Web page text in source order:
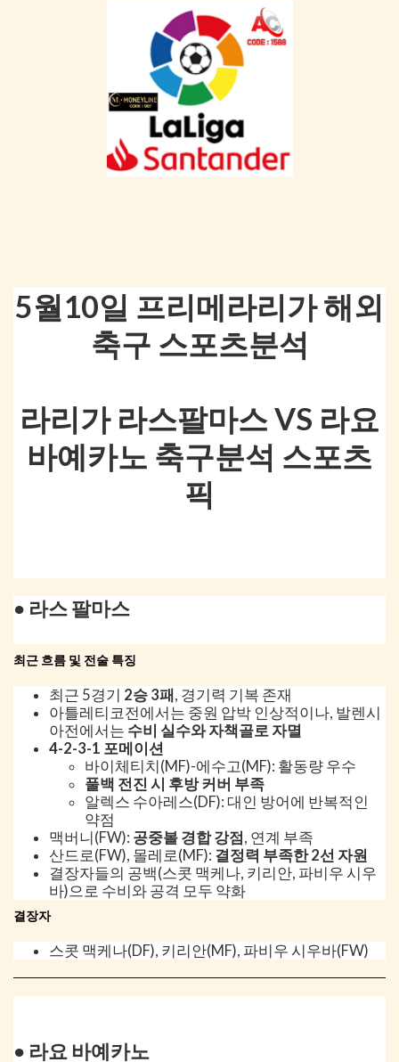
5월10일 프리메라리가 해외
축구 스포츠분석
라리가 라스팔마스 VS 라요
바예카노 축구분석 스포츠
픽
● 라스 팔마스
최근 흐름 및 전술 특징
최근 5경기 2승 3패, 경기력 기복 존재
아틀레티코전에서는 중원 압박 인상적이나, 발렌시
아전에서는 수비 실수와 자책골로 자멸
4-2-3-1 포메이션
바이체티치(MF)-에수고(MF): 활동량 우수
풀백 전진 시 후방 커버 부족
알렉스 수아레스(DF): 대인 방어에 반복적인
약점
맥버니(FW): 공중볼 경합 강점, 연계 부족
산드로(FW), 몰레로(MF): 결정력 부족한 2선 자원
결장자들의 공백(스콧 맥케나, 키리안, 파비우 시우
바)으로 수비와 공격 모두 약화
결장자
스콧 맥케나(DF), 키리안(MF), 파비우 시우바(FW)
● 라요 바예카노